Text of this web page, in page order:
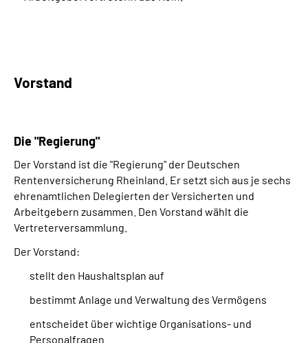
Vorstand
Die "Regierung"
Der Vorstand ist die "Regierung" der Deutschen
Rentenversicherung Rheinland. Er setzt sich aus je sechs
ehrenamtlichen Delegierten der Versicherten und
Arbeitgebern zusammen. Den Vorstand wählt die
Vertreterversammlung.
Der Vorstand:
stellt den Haushaltsplan auf
bestimmt Anlage und Verwaltung des Vermögens
entscheidet über wichtige Organisations- und
Personalfragen